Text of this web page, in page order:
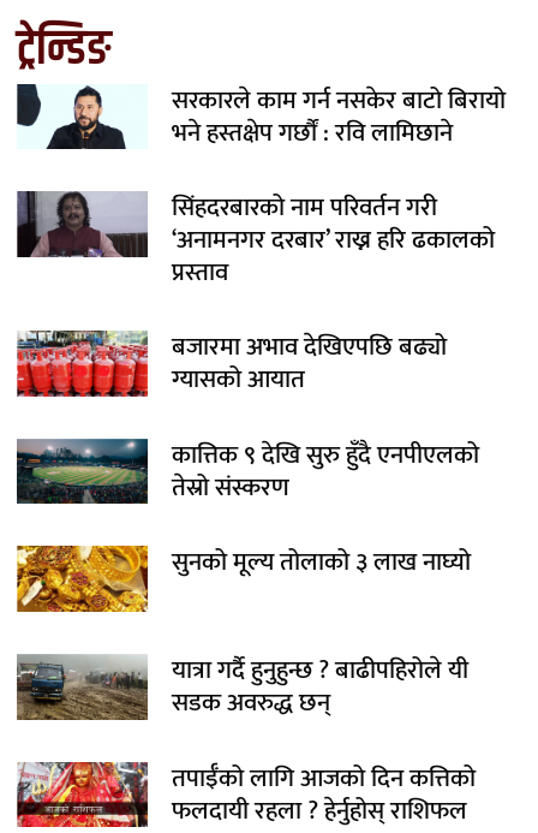
ट्रेन्डिङ
सरकारले काम गर्न नसकेर बाटो बिरायो
भने हस्तक्षेप गर्छौं : रवि लामिछाने
सिंहदरबारको नाम परिवर्तन गरी
‘अनामनगर दरबार’ राख्न हरि ढकालको
प्रस्ताव
बजारमा अभाव देखिएपछि बढ्यो
ग्यासको आयात
कात्तिक ९ देखि सुरु हुँदै एनपीएलको
तेस्रो संस्करण
सुनको मूल्य तोलाको ३ लाख नाघ्यो
यात्रा गर्दै हुनुहुन्छ ? बाढीपहिरोले यी
सडक अवरुद्ध छन्
तपाईँको लागि आजको दिन कत्तिको
फलदायी रहला ? हेर्नुहोस् राशिफल